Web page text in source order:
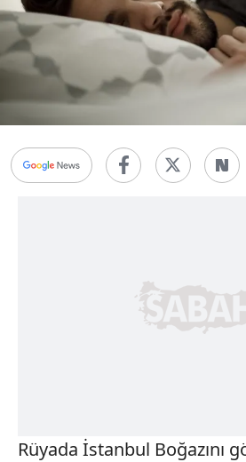
Rüyada İstanbul Boğazını